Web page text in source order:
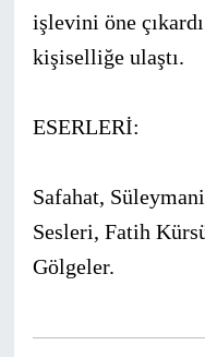
işlevini öne
kişiselliğe ulaştı.
ESERLERİ:
Safahat,
Sesleri, Fatih
Gölgeler.